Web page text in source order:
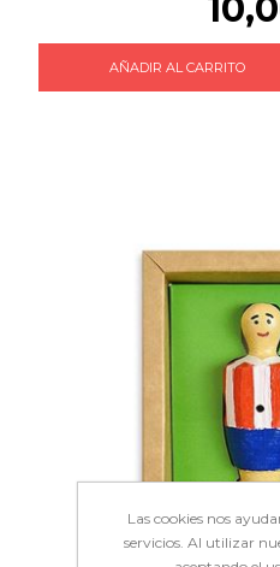
Las cookies nos
servicios. Al utilizar